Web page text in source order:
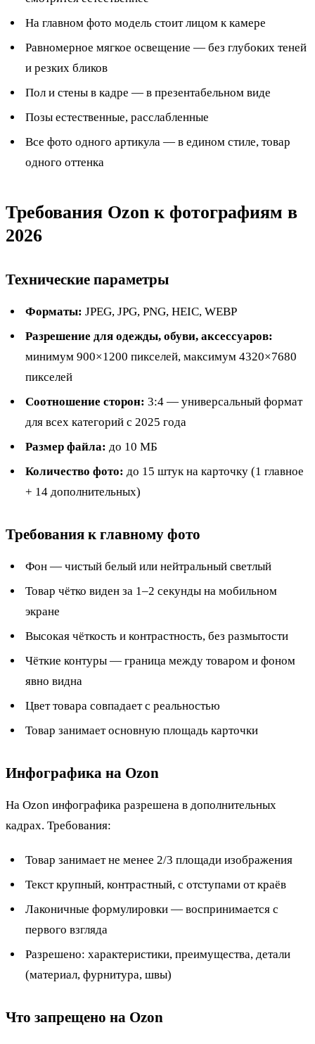
На главном фото модель стоит лицом к камере
Равномерное мягкое освещение — без глубоких теней
и резких бликов
Пол и стены в кадре — в презентабельном виде
Позы естественные, расслабленные
Все фото одного артикула — в едином стиле, товар
одного оттенка
Требования Ozon к фотографиям в
2026
Технические параметры
Форматы: JPEG, JPG, PNG, HEIC, WEBP
Разрешение для одежды, обуви, аксессуаров:
минимум 900×1200 пикселей, максимум 4320×7680
пикселей
Соотношение сторон: 3:4 — универсальный формат
для всех категорий с 2025 года
Размер файла: до 10 МБ
Количество фото: до 15 штук на карточку (1 главное
+ 14 дополнительных)
Требования к главному фото
Фон — чистый белый или нейтральный светлый
Товар чётко виден за 1–2 секунды на мобильном
экране
Высокая чёткость и контрастность, без размытости
Чёткие контуры — граница между товаром и фоном
явно видна
Цвет товара совпадает с реальностью
Товар занимает основную площадь карточки
Инфографика на Ozon
На Ozon инфографика разрешена в дополнительных
кадрах. Требования:
Товар занимает не менее 2/3 площади изображения
Текст крупный, контрастный, с отступами от краёв
Лаконичные формулировки — воспринимается с
первого взгляда
Разрешено: характеристики, преимущества, детали
(материал, фурнитура, швы)
Что запрещено на Ozon